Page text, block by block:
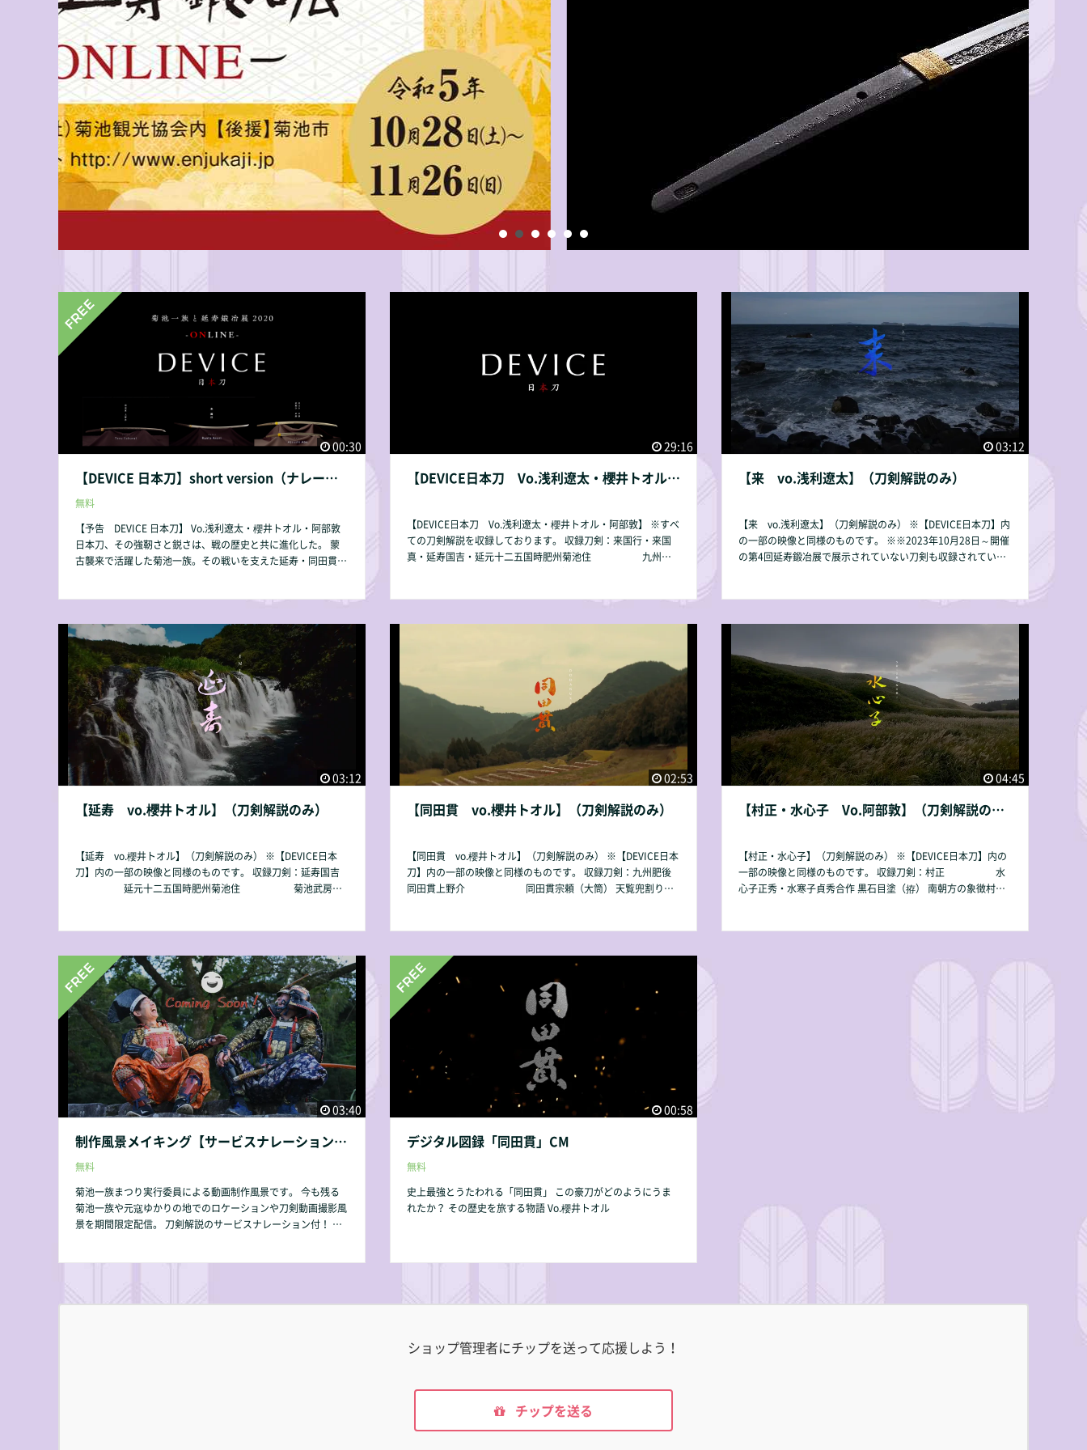
00:30
【DEVICE 日本刀】short version（ナレーター篇）
無料
【予告 DEVICE 日本刀】 Vo.浅利遼太・櫻井トオル・阿部敦
日本刀、その強靭さと鋭さは、戦の歴史と共に進化した。 蒙
古襲来で活躍した菊池一族。その戦いを支えた延寿・同田貫の
10月28日～開催の第4回延寿鍛冶展で展示されていない刀剣も
収録されています。ご了承下さい。
29:16
【DEVICE日本刀 Vo.浅利遼太・櫻井トオル・阿部敦】
【DEVICE日本刀 Vo.浅利遼太・櫻井トオル・阿部敦】 ※すべ
ての刀剣解説を収録しております。 収録刀剣：来国行・来国
真・延寿国吉・延元十二五国時肥州菊池住 九州肥
化した。 蒙古襲来で活躍した菊池一族。その戦いを支えた延
腰も収録。 戦いと共に進化した刀剣の物語を是非ご覧下さ
い。 ※2023年10月28日～開催の第4回延寿鍛冶展で展示され
ていない刀剣も収録されています。ご了承下さい。 【収録時
間】29：16 【動画容量】2.02GB
03:12
【来 vo.浅利遼太】（刀剣解説のみ）
【来 vo.浅利遼太】（刀剣解説のみ） ※【DEVICE日本刀】内
の一部の映像と同様のものです。 ※※2023年10月28日～開催
の第4回延寿鍛冶展で展示されていない刀剣も収録されていま
れる来派の祖、来国行。 蛍丸を鍛刀した来国俊の子または、
門人と伝えれれる来国真。 【収録時間】03：12 【動画容量】
03:12
【延寿 vo.櫻井トオル】（刀剣解説のみ）
【延寿 vo.櫻井トオル】（刀剣解説のみ） ※【DEVICE日本
刀】内の一部の映像と同様のものです。 収録刀剣：延寿国吉
延元十二五国時肥州菊池住 菊池武房公
02:53
【同田貫 vo.櫻井トオル】（刀剣解説のみ）
【同田貫 vo.櫻井トオル】（刀剣解説のみ） ※【DEVICE日本
刀】内の一部の映像と同様のものです。 収録刀剣：九州肥後
同田貫上野介 同田貫宗頼（大筒） 天覧兜割りで
04:45
【村正・水心子 Vo.阿部敦】（刀剣解説のみ）
【村正・水心子】（刀剣解説のみ） ※【DEVICE日本刀】内の
一部の映像と同様のものです。 収録刀剣：村正 水
心子正秀・水寒子貞秀合作 黒石目塗（拵） 南朝方の象徴村
03:40
制作風景メイキング【サービスナレーション付・期間限定配信】
無料
菊池一族まつり実行委員による動画制作風景です。 今も残る
菊池一族や元寇ゆかりの地でのロケーションや刀剣動画撮影風
景を期間限定配信。 刀剣解説のサービスナレーション付！ ナ
00:58
デジタル図録「同田貫」CM
無料
史上最強とうたわれる「同田貫」 この豪刀がどのようにうま
れたか？ その歴史を旅する物語 Vo.櫻井トオル
ショップ管理者にチップを送って応援しよう！
チップを送る